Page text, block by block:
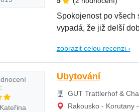
Spokojenost po všech
vypadá, že již delší
zobrazit celou recenzi ›
Ubytování
GUT Trattlerhof &
Rakousko - Korutany